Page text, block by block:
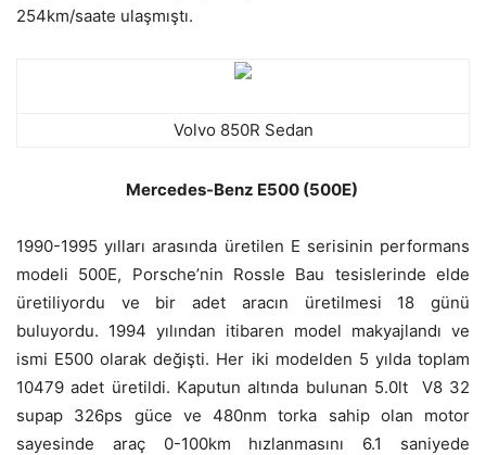
254km/saate ulaşmıştı.
Volvo 850R Sedan
Mercedes-Benz E500 (500E)
1990-1995 yılları arasında üretilen E serisinin performans
modeli 500E, Porsche’nin Rossle Bau tesislerinde elde
üretiliyordu ve bir adet aracın üretilmesi 18 günü
buluyordu. 1994 yılından itibaren model makyajlandı ve
ismi E500 olarak değişti. Her iki modelden 5 yılda toplam
10479 adet üretildi. Kaputun altında bulunan 5.0lt V8 32
supap 326ps güce ve 480nm torka sahip olan motor
sayesinde araç 0-100km hızlanmasını 6.1 saniyede